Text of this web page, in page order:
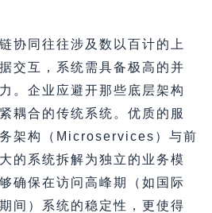
协同往往涉及数以百计的上
交互，系统需具备极高的并
。企业应避开那些底层架构
耦合的传统系统。优质的服
架构（Microservices）与前
的系统拆解为独立的业务模
确保在访问高峰期（如国际
间）系统的稳定性，更使得